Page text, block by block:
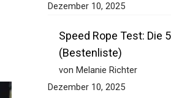
Dezember 10, 2025
Speed Rope Test: Die 5
(Bestenliste)
von Melanie Richter
Dezember 10, 2025